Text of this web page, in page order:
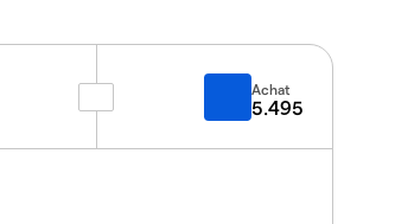
Achat
5.495